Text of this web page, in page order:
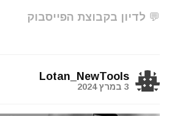
💬 לדיון בקבוצת הפייסבוק
Lotan_NewTools
3 במרץ 2024